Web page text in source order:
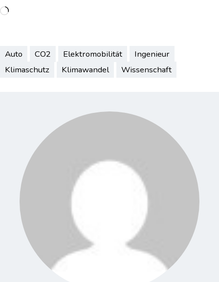
Wird
Auto CO2 Elektromobilität
Ingenieur
Klimaschutz
Klimawandel Wissenschaft